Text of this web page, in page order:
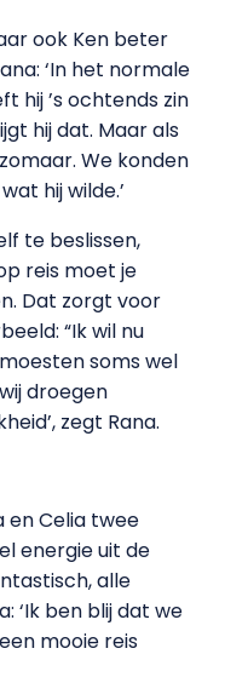
ook Ken beter
‘In het normale
hij ’s ochtends zin
hij dat. Maar als
We konden
hij wilde.’
te beslissen,
reis moet je
Dat zorgt voor
“Ik wil nu
soms wel
droegen
zegt Rana.
en Celia twee
energie uit de
alle
‘Ik ben blij dat we
mooie reis